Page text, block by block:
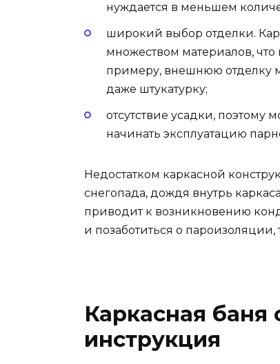
нуждается в меньшем
широкий выбор отделки.
множеством материалов,
примеру, внешнюю отделку
даже штукатурку;
отсутствие усадки, поэтому
начинать эксплуатацию
Недостатком каркасной
снегопада, дождя внутрь
приводит к возникновению
и позаботиться о
Каркасная
инструкция